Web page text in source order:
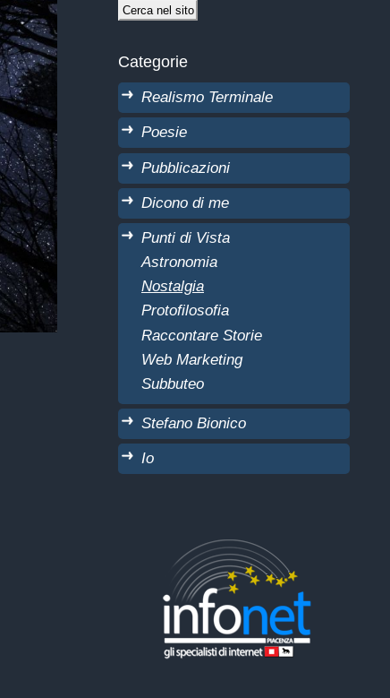
Categorie
Realismo Terminale
Poesie
Pubblicazioni
Dicono di me
Punti di Vista
Astronomia
Nostalgia
Protofilosofia
Raccontare Storie
Web Marketing
Subbuteo
Stefano Bionico
Io